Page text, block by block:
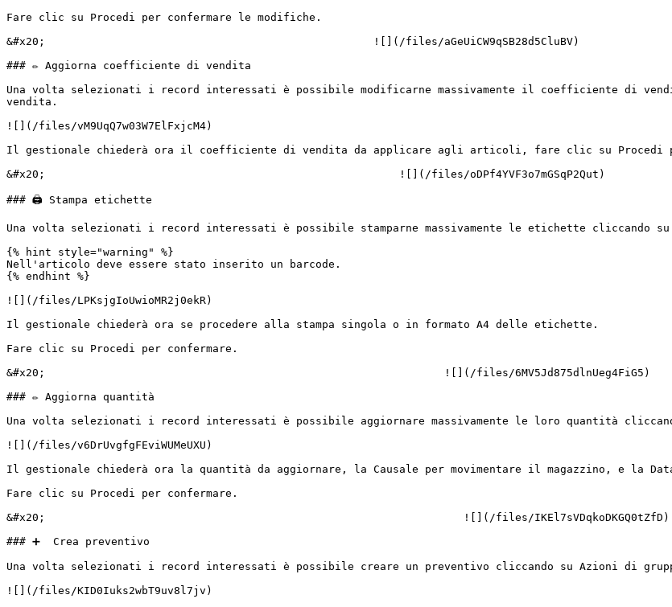
Fare clic su Procedi per confermare le modifiche.
&#x20;                                                   ![](/files/aGeUiCW9qSB28d5CluBV)
### ✏️ Aggiorna coefficiente di vendita
Una volta selezionati i record interessati è possibile modificarne massivamente il coefficiente di
vendita.
![](/files/vM9UqQ7w03W7ElFxjcM4)
Il gestionale chiederà ora il coefficiente di vendita da applicare agli articoli, fare clic su Procedi
&#x20;                                                       ![](/files/oDPf4YVF3o7mGSqP2Qut)
### 🖨️ Stampa etichette
Una volta selezionati i record interessati è possibile stamparne massivamente le etichette cliccando
{% hint style="warning" %}
Nell'articolo deve essere stato inserito un barcode.
{% endhint %}
![](/files/LPKsjgIoUwioMR2j0ekR)
Il gestionale chiederà ora se procedere alla stampa singola o in formato A4 delle etichette.
Fare clic su Procedi per confermare.
&#x20;                                                              ![](/files/6MV5Jd875dlnUeg4FiG5)
### ✏️ Aggiorna quantità
Una volta selezionati i record interessati è possibile aggiornare massivamente le loro quantità
![](/files/v6DrUvgfgFEviWUMeUXU)
Il gestionale chiederà ora la quantità da aggiornare, la Causale per movimentare il magazzino, e la
Fare clic su Procedi per confermare.
&#x20;                                                                 ![](/files/IKEl7sVDqkoDKGQ0tZfD)
### ➕  Crea preventivo
Una volta selezionati i record interessati è possibile creare un preventivo cliccando su Azioni di
![](/files/KID0Iuks2wbT9uv8l7jv)